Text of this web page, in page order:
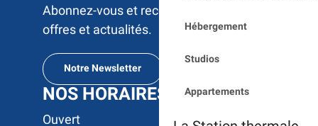
Hébergement
Studios
Appartements
Abonnez-vous et recevez par e-mail nos
offres et actualités.
Notre Newsletter
NOS HORAIRES
Ouvert